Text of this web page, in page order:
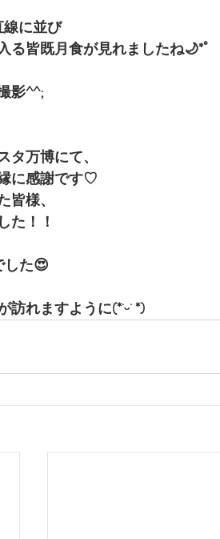
に並び
る皆既月食が見れましたね🌙*ﾟ
影^^;
万博にて、
に感謝です♡
様、
た！！
した😍
れますように(*˙ᵕ˙ *)